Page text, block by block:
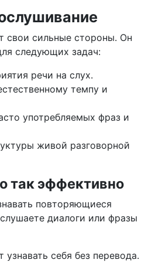
свои сильные стороны. Он
следующих задач:
речи на слух.
темпу и
употребляемых фраз и
живой разговорной
так эффективно
повторяющиеся
диалоги или фразы
узнавать себя без перевода.